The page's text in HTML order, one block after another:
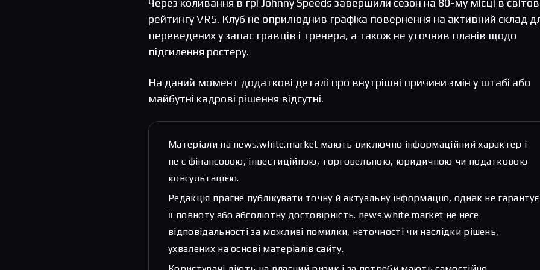
Через коливання в грі Johnny Speeds завершили сезон на 80-му місці в
рейтингу VRS. Клуб не оприлюднив графіка повернення на активний склад
переведених у запас гравців і тренера, а також не уточнив планів щодо
підсилення ростеру.
На даний момент додаткові деталі про внутрішні причини змін у штабі або
майбутні кадрові рішення відсутні.
Матеріали на news.white.market мають виключно інформаційний характер і
не є фінансовою, інвестиційною, торговельною, юридичною чи податковою
консультацією.
Редакція прагне публікувати точну й актуальну інформацію, однак не гарантує
її повноту або абсолютну достовірність. news.white.market не несе
відповідальності за можливі помилки, неточності чи наслідки рішень,
ухвалених на основі матеріалів сайту.